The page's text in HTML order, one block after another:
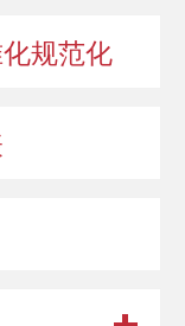
规范化